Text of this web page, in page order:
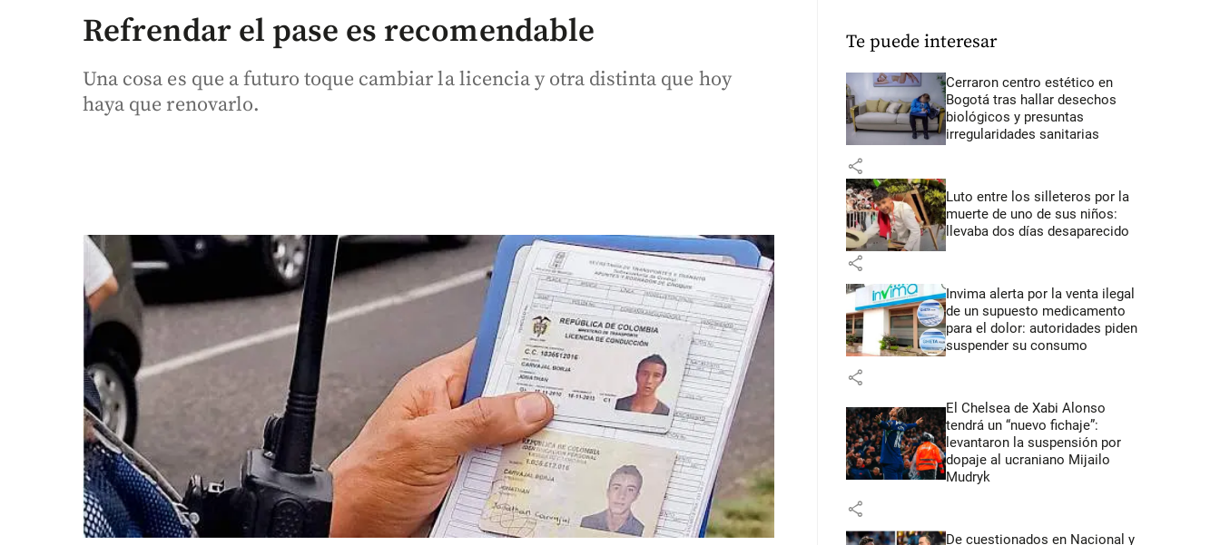
Refrendar el pase es recomendable
Una cosa es que a futuro toque cambiar la licencia y otra distinta que hoy
haya que renovarlo.
Te puede interesar
Cerraron centro estético en
Bogotá tras hallar desechos
biológicos y presuntas
irregularidades sanitarias
share
Luto entre los silleteros por la
muerte de uno de sus niños:
llevaba dos días desaparecido
share
Invima alerta por la venta ilegal
de un supuesto medicamento
para el dolor: autoridades piden
suspender su consumo
share
El Chelsea de Xabi Alonso
tendrá un “nuevo fichaje”:
levantaron la suspensión por
dopaje al ucraniano Mijailo
Mudryk
share
De cuestionados en Nacional y